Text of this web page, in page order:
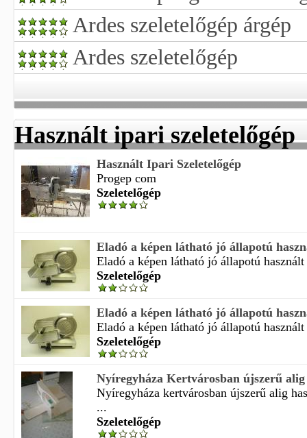
Ardes szeletelőgép árgép
Ardes szeletelőgép
Használt ipari szeletelőgép
Használt Ipari Szeletelőgép
Progep com
Szeletelőgép
Eladó a képen látható jó állapotú
Eladó a képen látható jó állapotú
Szeletelőgép
Eladó a képen látható jó állapotú
Eladó a képen látható jó állapotú
Szeletelőgép
Nyíregyháza Kertvárosban újszerű
Nyíregyháza kertvárosban újszerű alig
...
Szeletelőgép